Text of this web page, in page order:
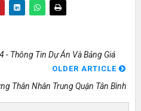
- Thông Tin Dự Án Và Bảng Giá
OLDER ARTICLE
Thân Nhân Trung Quận Tân Bình